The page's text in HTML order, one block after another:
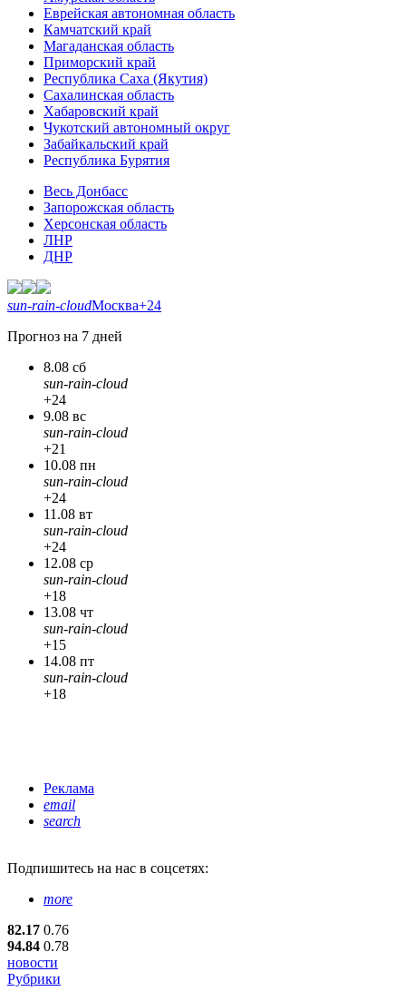
Еврейская автономная область
Камчатский край
Магаданская область
Приморский край
Республика Саха (Якутия)
Сахалинская область
Хабаровский край
Чукотский автономный округ
Забайкальский край
Республика Бурятия
Весь Донбасс
Запорожская область
Херсонская область
ЛНР
ДНР
sun-rain-cloudМосква+24
Прогноз на 7 дней
8.08 сб
sun-rain-cloud
+24
9.08 вс
sun-rain-cloud
+21
10.08 пн
sun-rain-cloud
+24
11.08 вт
sun-rain-cloud
+24
12.08 ср
sun-rain-cloud
+18
13.08 чт
sun-rain-cloud
+15
14.08 пт
sun-rain-cloud
+18
Реклама
email
search
Подпишитесь на нас в соцсетях:
more
82.17 0.76
94.84 0.78
новости
Рубрики